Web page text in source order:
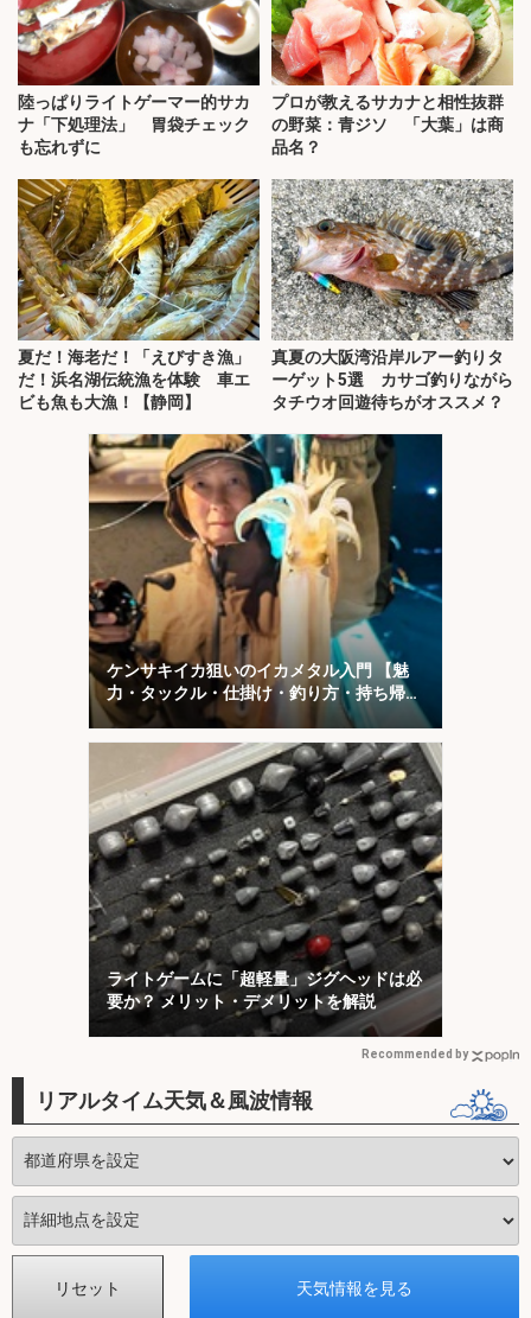
陸っぱりライトゲーマー的サカ
ナ「下処理法」 胃袋チェック
も忘れずに
プロが教えるサカナと相性抜群
の野菜：青ジソ 「大葉」は商
品名？
夏だ！海老だ！「えびすき漁」
だ！浜名湖伝統漁を体験 車エ
ビも魚も大漁！【静岡】
真夏の大阪湾沿岸ルアー釣りタ
ーゲット5選 カサゴ釣りながら
タチウオ回遊待ちがオススメ？
ケンサキイカ狙いのイカメタル入門 【魅
力・タックル・仕掛け・釣り方・持ち帰り
方を解説】
ライトゲームに「超軽量」ジグヘッドは必
要か？ メリット・デメリットを解説
Recommended by
リアルタイム天気＆風波情報